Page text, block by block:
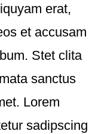
erat,
et accusam
Stet clita
sanctus
Lorem
sadipscing